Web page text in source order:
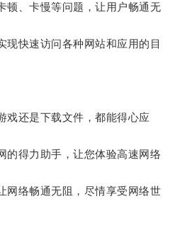
、卡慢等问题，让用户畅通无
快速访问各种网站和应用的目
还是下载文件，都能得心应
得力助手，让您体验高速网络
络畅通无阻，尽情享受网络世